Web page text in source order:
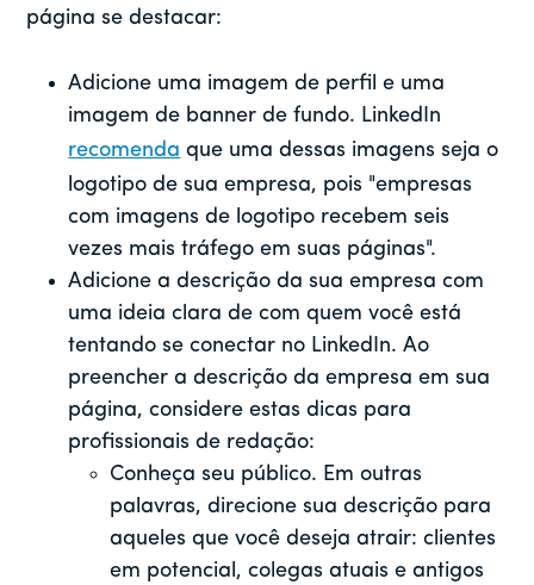
página se destacar:
Adicione uma imagem de perfil e uma
imagem de banner de fundo. LinkedIn
recomenda que uma dessas imagens seja o
logotipo de sua empresa, pois "empresas
com imagens de logotipo recebem seis
vezes mais tráfego em suas páginas".
Adicione a descrição da sua empresa com
uma ideia clara de com quem você está
tentando se conectar no LinkedIn. Ao
preencher a descrição da empresa em sua
página, considere estas dicas para
profissionais de redação:
Conheça seu público. Em outras
palavras, direcione sua descrição para
aqueles que você deseja atrair: clientes
em potencial, colegas atuais e antigos